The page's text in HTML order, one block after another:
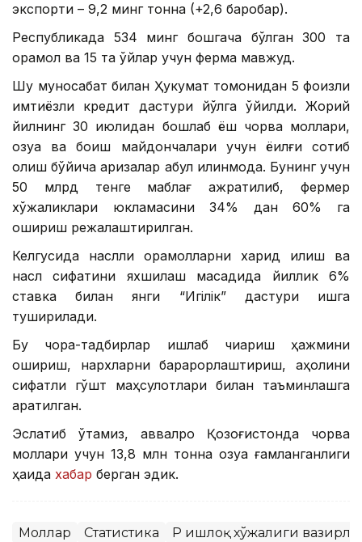
экспорти – 9,2 минг тонна (+2,6 баробар).
Республикада 534 минг бошгача бўлган 300 та
қорамол ва 15 та қўйлар учун ферма мавжуд.
Шу муносабат билан Ҳукумат томонидан 5 фоизли
имтиёзли кредит дастури йўлга қўйилди. Жорий
йилнинг 30 июлидан бошлаб ёш чорва моллари,
озуқа ва боқиш майдончалари учун ёқилғи сотиб
олиш бўйича аризалар қабул қилинмоқда. Бунинг учун
50 млрд тенге маблағ ажратилиб, фермер
хўжаликлари юкламасини 34% дан 60% га
ошириш режалаштирилган.
Келгусида наслли қорамолларни харид қилиш ва
насл сифатини яхшилаш мақсадида йиллик 6%
ставка билан янги “Игілік” дастури ишга
туширилади.
Бу чора-тадбирлар ишлаб чиқариш ҳажмини
ошириш, нархларни барқарорлаштириш, аҳолини
сифатли гўшт маҳсулотлари билан таъминлашга
қаратилган.
Эслатиб ўтамиз, аввалроқ Қозоғистонда чорва
моллари учун 13,8 млн тонна озуқа ғамланганлиги
ҳақида хабар берган эдик.
Моллар Статистика ҚР Қишлоқ хўжалиги